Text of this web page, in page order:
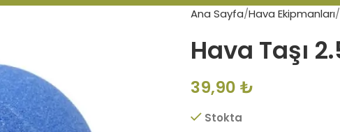
Ana Sayfa Hava Ekipmanları
Hava Taşı
39,90 ₺
Stokta